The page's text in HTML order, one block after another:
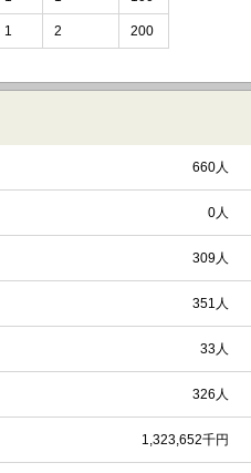
1 2 200
660人
0人
309人
351人
33人
326人
1,323,652千円